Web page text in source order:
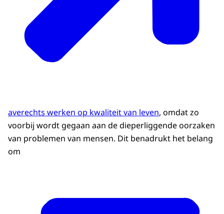
averechts werken op kwaliteit van leven, omdat zo
voorbij wordt gegaan aan de dieperliggende oorzaken
van problemen van mensen. Dit benadrukt het belang
om